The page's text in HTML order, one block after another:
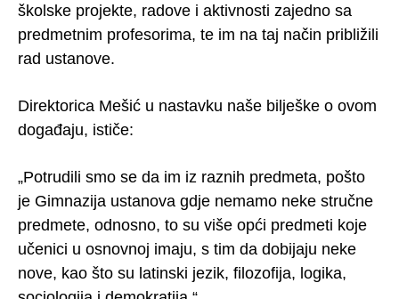
školske projekte, radove i aktivnosti zajedno sa
predmetnim profesorima, te im na taj način približili
rad ustanove.
Direktorica Mešić u nastavku naše bilješke o ovom
događaju, ističe:
„Potrudili smo se da im iz raznih predmeta, pošto
je Gimnazija ustanova gdje nemamo neke stručne
predmete, odnosno, to su više opći predmeti koje
učenici u osnovnoj imaju, s tim da dobijaju neke
nove, kao što su latinski jezik, filozofija, logika,